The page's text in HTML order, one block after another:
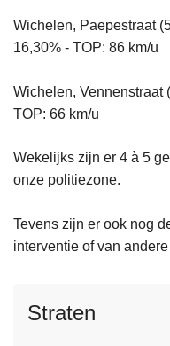
Wichelen, Paepestraat
16,30% - TOP: 86 km/u
Wichelen, Vennenstraat
TOP: 66 km/u
Wekelijks zijn er 4 à 5
onze politiezone.
Tevens zijn er ook nog
interventie of van
Straten